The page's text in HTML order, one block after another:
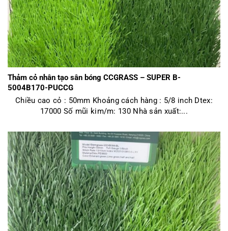
Thảm cỏ nhân tạo sân bóng CCGRASS – SUPER B-
5004B170-PUCCG
Chiều cao cỏ : 50mm Khoảng cách hàng : 5/8 inch Dtex:
17000 Số mũi kim/m: 130 Nhà sản xuất:...